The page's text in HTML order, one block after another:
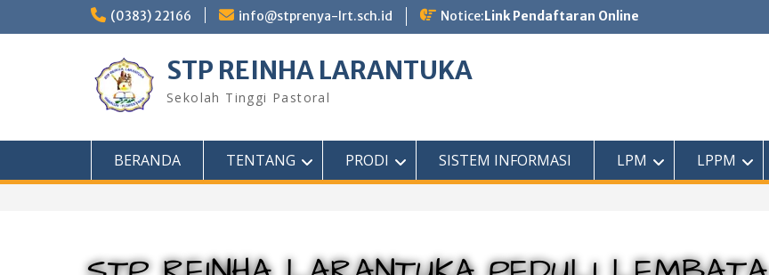
(0383) 22166 info@stprenya-lrt.sch.id Notice:Link Pendaftaran Online
STP REINHA LARANTUKA
Sekolah Tinggi Pastoral
BERANDA TENTANG PRODI SISTEM INFORMASI LPM LPPM